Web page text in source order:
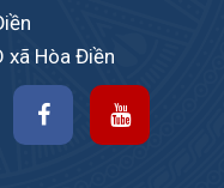
xã Hòa Điền